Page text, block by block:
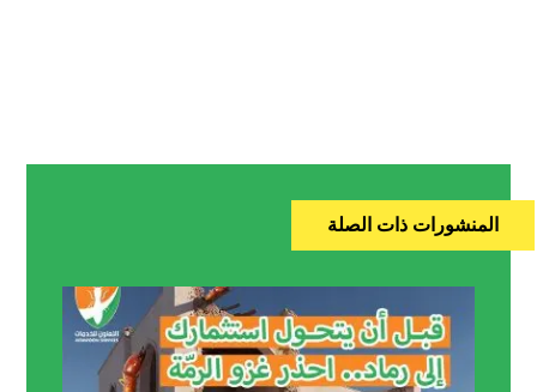
المنشورات ذات الصلة